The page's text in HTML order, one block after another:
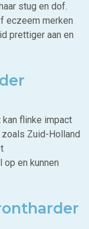
stug en dof.
eczeem merken
prettiger aan en
flinke impact
zoals Zuid-Holland
en kunnen